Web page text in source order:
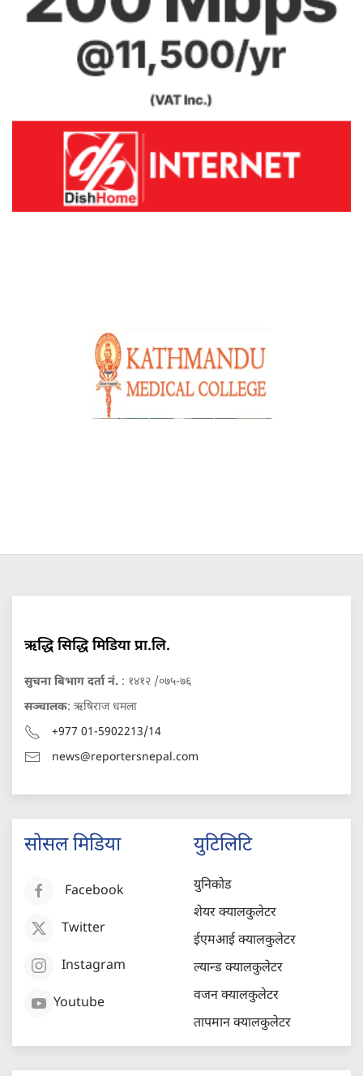
ऋद्धि सिद्धि मिडिया प्रा.लि.
सुचना बिभाग दर्ता नं. : १४१२ /०७५-७६
सञ्चालक: ऋषिराज धमला
+977 01-5902213/14
news@reportersnepal.com
सोसल मिडिया
Facebook
Twitter
Instagram
Youtube
युटिलिटि
युनिकोड
शेयर क्यालकुलेटर
ईएमआई क्यालकुलेटर
ल्यान्ड क्यालकुलेटर
वजन क्यालकुलेटर
तापमान क्यालकुलेटर